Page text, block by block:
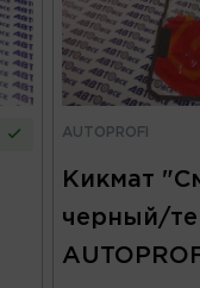
AUTOPROFI
Кикмат
черный/